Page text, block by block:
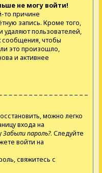
не могу войти!
то причине
запись. Кроме того,
пользователей,
сообщения, чтобы
это произошло,
и активнее
можно легко
входа на
Забыли пароль?. Следуйте
войти на
свяжитесь с